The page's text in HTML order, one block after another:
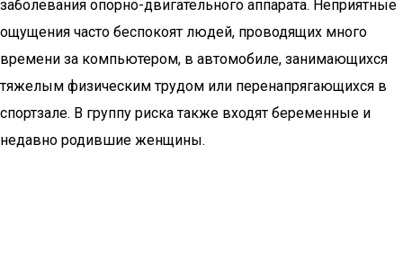
заболевания опорно-двигательного аппарата. Неприятные
ощущения часто беспокоят людей, проводящих много
времени за компьютером, в автомобиле, занимающихся
тяжелым физическим трудом или перенапрягающихся в
спортзале. В группу риска также входят беременные и
недавно родившие женщины.